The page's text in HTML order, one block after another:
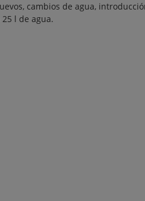
cambios de agua,
l de agua.